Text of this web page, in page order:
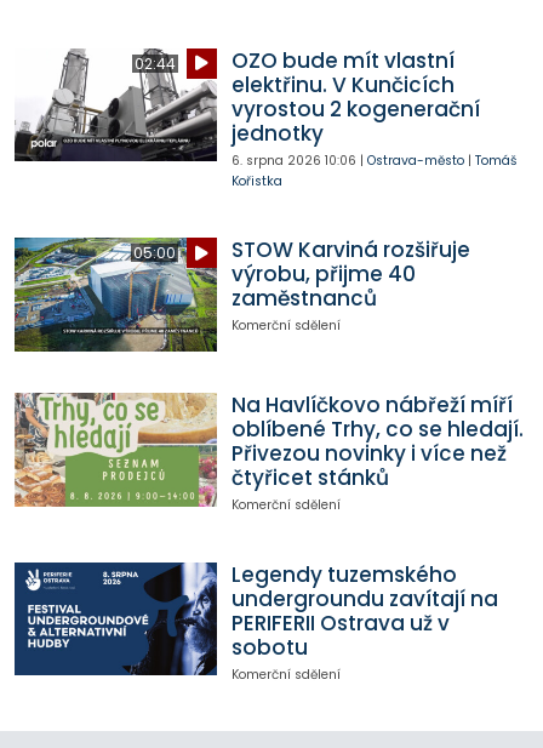
02:44
OZO bude mít vlastní
elektřinu. V Kunčicích
vyrostou 2 kogenerační
jednotky
6. srpna 2026 10:06 | Ostrava-město| Tomáš
Kořistka
05:00
STOW Karviná rozšiřuje
výrobu, přijme 40
zaměstnanců
Komerční sdělení
Na Havlíčkovo nábřeží míří
oblíbené Trhy, co se hledají.
Přivezou novinky i více než
čtyřicet stánků
Komerční sdělení
Legendy tuzemského
undergroundu zavítají na
PERIFERII Ostrava už v
sobotu
Komerční sdělení